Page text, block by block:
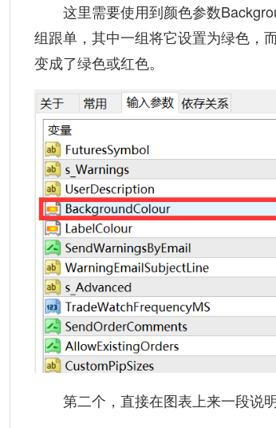
这里需要使用到颜色参数
组跟单，其中一组将它设置为绿色，
变成了绿色或红色。
第二个，直接在图表上来一段说明